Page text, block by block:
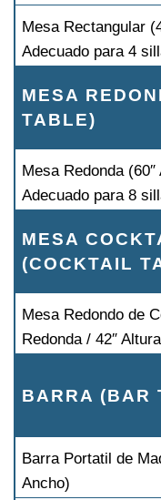
Mesa Rectangular
Adecuado para 4
MESA
TABLE)
Mesa Redonda
Adecuado para 8
MESA
(COCKTAIL
Mesa Redondo de
Redonda / 42″
BARRA (BAR
Barra Portatil de
Ancho)